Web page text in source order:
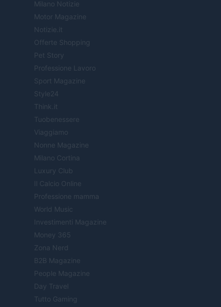
Milano Notizie
Motor Magazine
Notizie.it
Offerte Shopping
Pet Story
Professione Lavoro
Sport Magazine
Style24
Think.it
Tuobenessere
Viaggiamo
Nonne Magazine
Milano Cortina
Luxury Club
Il Calcio Online
Professione mamma
World Music
Investimenti Magazine
Money 365
Zona Nerd
B2B Magazine
People Magazine
Day Travel
Tutto Gaming